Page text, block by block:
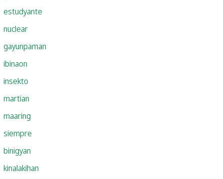
estudyante
nuclear
gayunpaman
ibinaon
insekto
martian
maaring
siempre
binigyan
kinalakihan